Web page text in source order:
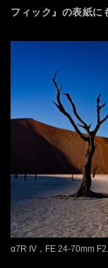
フィック』の表紙に
α7R IV，FE 24-70mm